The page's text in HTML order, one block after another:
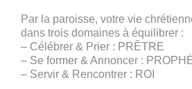
Par la paroisse, votre vie
dans trois domaines à équilibrer :
– Célébrer & Prier : PRÊTRE
– Se former & Annoncer :
– Servir & Rencontrer : ROI